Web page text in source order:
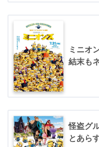
ミニオ
結末も
怪盗グ
とあら